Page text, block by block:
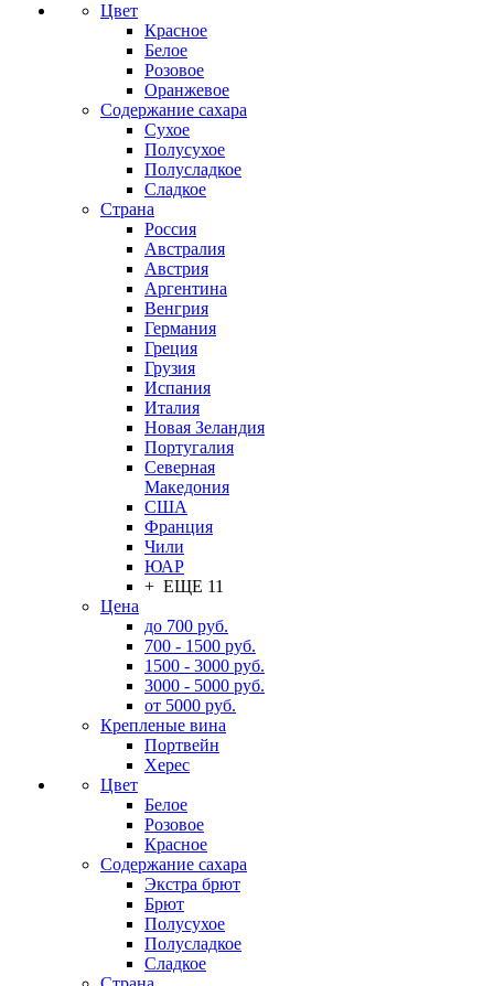
Цвет
Красное
Белое
Розовое
Оранжевое
Содержание сахара
Сухое
Полусухое
Полусладкое
Сладкое
Страна
Россия
Австралия
Австрия
Аргентина
Венгрия
Германия
Греция
Грузия
Испания
Италия
Новая Зеландия
Португалия
Северная
Македония
США
Франция
Чили
ЮАР
+ ЕЩЕ 11
Цена
до 700 руб.
700 - 1500 руб.
1500 - 3000 руб.
3000 - 5000 руб.
от 5000 руб.
Крепленые вина
Портвейн
Херес
Цвет
Белое
Розовое
Красное
Содержание сахара
Экстра брют
Брют
Полусухое
Полусладкое
Сладкое